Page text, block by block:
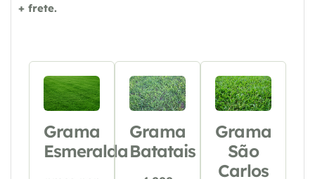
+ frete.
Grama
Esmeralda
Grama
Batatais
Grama
São
Carlos